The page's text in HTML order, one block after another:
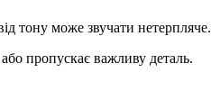
тону може звучати нетерпляче.
пропускає важливу деталь.